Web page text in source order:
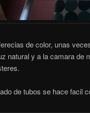
de color, unas
natural y a la camara de
de tubos se hace facil